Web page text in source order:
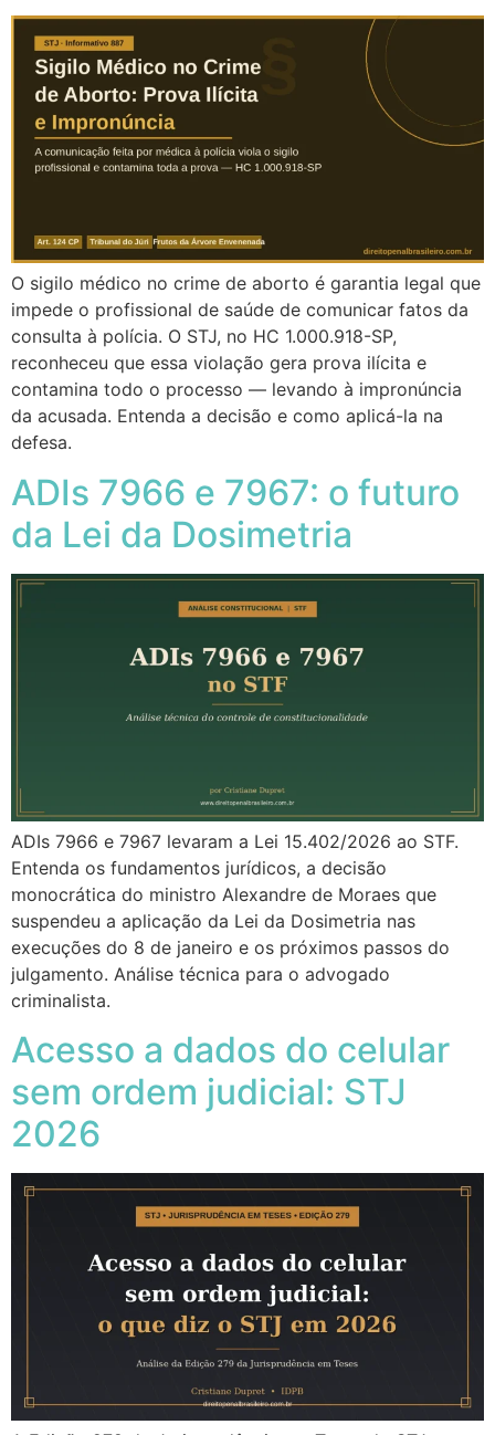
O sigilo médico no crime de aborto é garantia legal que
impede o profissional de saúde de comunicar fatos da
consulta à polícia. O STJ, no HC 1.000.918-SP,
reconheceu que essa violação gera prova ilícita e
contamina todo o processo — levando à impronúncia
da acusada. Entenda a decisão e como aplicá-la na
defesa.
ADIs 7966 e 7967: o futuro
da Lei da Dosimetria
ADIs 7966 e 7967 levaram a Lei 15.402/2026 ao STF.
Entenda os fundamentos jurídicos, a decisão
monocrática do ministro Alexandre de Moraes que
suspendeu a aplicação da Lei da Dosimetria nas
execuções do 8 de janeiro e os próximos passos do
julgamento. Análise técnica para o advogado
criminalista.
Acesso a dados do celular
sem ordem judicial: STJ
2026